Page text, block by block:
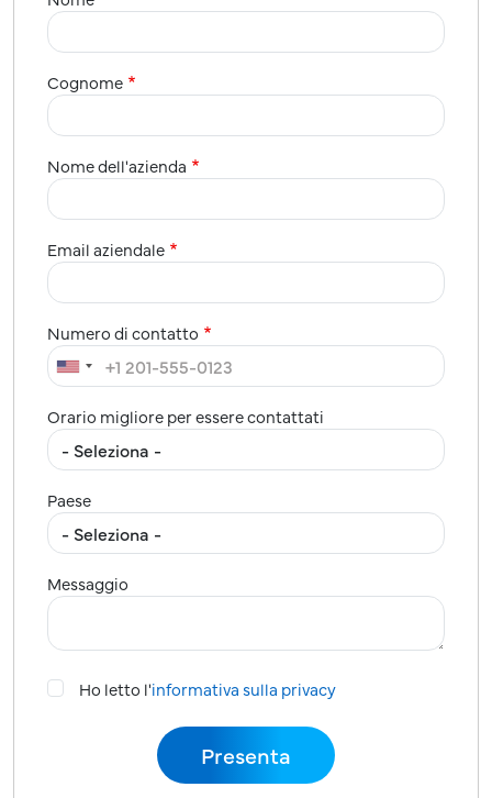
Cognome
Nome dell'azienda
Email aziendale
Numero di contatto
Orario migliore per essere contattati
Paese
Messaggio
Ho letto l'informativa sulla privacy